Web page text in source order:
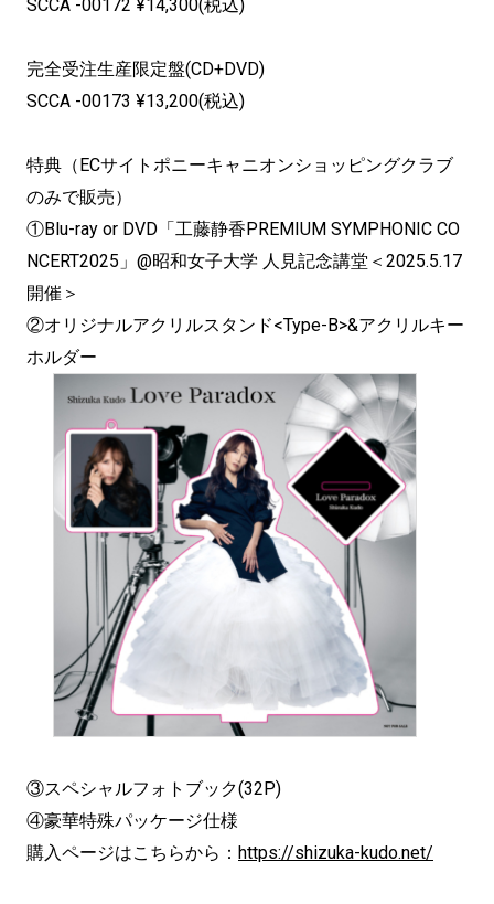
SCCA -00172 ¥14,300(税込)
完全受注生産限定盤(CD+DVD)
SCCA -00173 ¥13,200(税込)
特典（ECサイトポニーキャニオンショッピングクラブ
のみで販売）
①Blu-ray or DVD「工藤静香PREMIUM SYMPHONIC CO
NCERT2025」@昭和女子大学 人見記念講堂＜2025.5.17
開催＞
②オリジナルアクリルスタンド<Type-B>&アクリルキー
ホルダー
③スペシャルフォトブック(32P)
④豪華特殊パッケージ仕様
購入ページはこちらから： https://shizuka-kudo.net/